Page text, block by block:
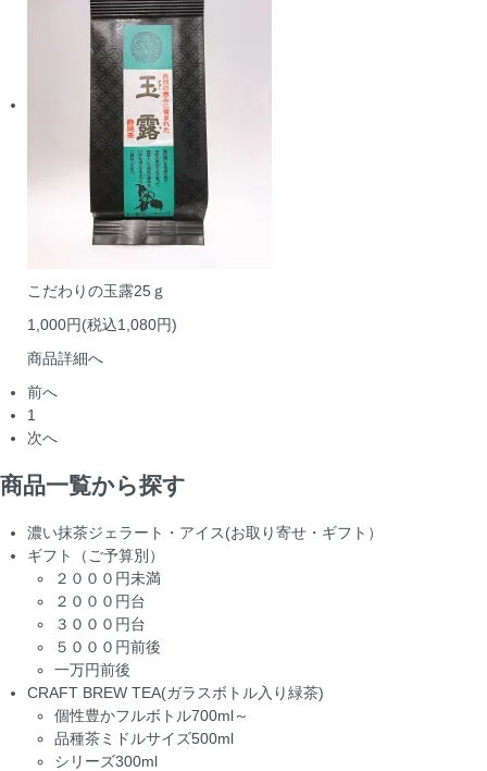
こだわりの玉露25ｇ
1,000円(税込1,080円)
商品詳細へ
前へ
1
次へ
商品一覧から探す
濃い抹茶ジェラート・アイス(お取り寄せ・ギフト）
ギフト（ご予算別）
２０００円未満
２０００円台
３０００円台
５０００円前後
一万円前後
CRAFT BREW TEA(ガラスボトル入り緑茶)
個性豊かフルボトル700ml～
品種茶ミドルサイズ500ml
シリーズ300ml